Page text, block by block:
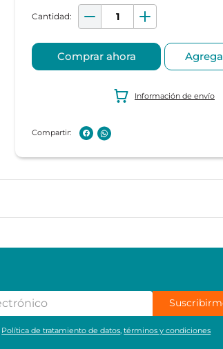
Comprar ahora
Información de envío
Política de tratamiento de datos ,términos y condiciones